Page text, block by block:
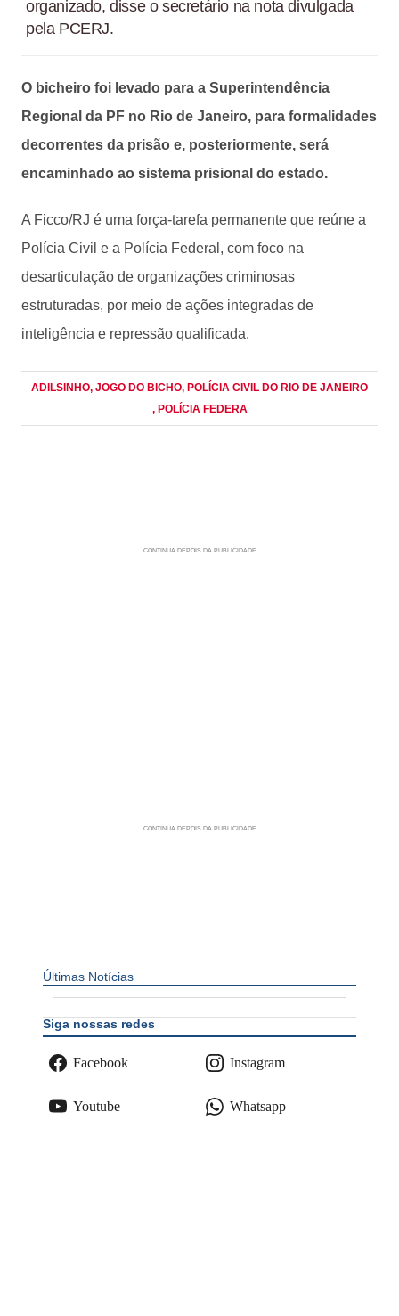
organizado, disse o secretário na nota divulgada
pela PCERJ.
O bicheiro foi levado para a Superintendência
Regional da PF no Rio de Janeiro, para formalidades
decorrentes da prisão e, posteriormente, será
encaminhado ao sistema prisional do estado.
A Ficco/RJ é uma força-tarefa permanente que reúne a
Polícia Civil e a Polícia Federal, com foco na
desarticulação de organizações criminosas
estruturadas, por meio de ações integradas de
inteligência e repressão qualificada.
ADILSINHO, JOGO DO BICHO, POLÍCIA CIVIL DO RIO DE JANEIRO
, POLÍCIA FEDERA
Últimas Notícias
Siga nossas redes
Facebook Instagram
Youtube Whatsapp